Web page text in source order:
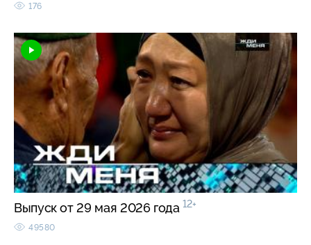
176
Выпуск от 29 мая 2026 года 12+
49580